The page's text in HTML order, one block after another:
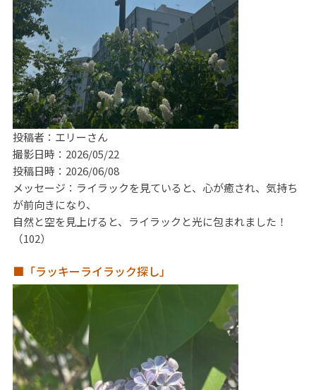
投稿者：エリーさん
撮影日時：2026/05/22
投稿日時：2026/06/08
メッセージ：ライラックを見ていると、心が癒され、気持ち
が前向きになり、
自然と空を見上げると、ライラックと光に包まれました！
（102）
■「ラッキーライラック探し」